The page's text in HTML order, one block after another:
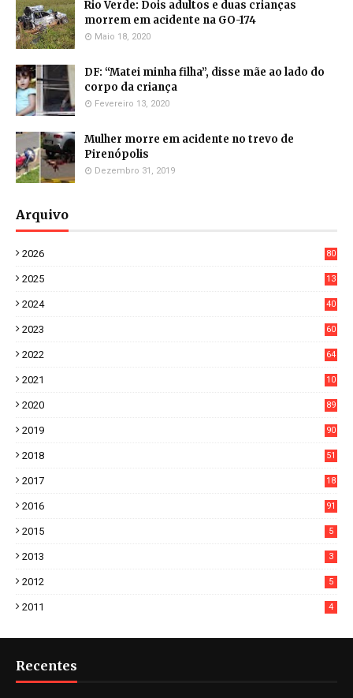
Rio Verde: Dois adultos e duas crianças
morrem em acidente na GO-174
Maio 18, 2020
DF: “Matei minha filha”, disse mãe ao lado do
corpo da criança
Fevereiro 13, 2020
Mulher morre em acidente no trevo de
Pirenópolis
Dezembro 31, 2019
Arquivo
2026
80
2025
13
2024
40
2023
60
2022
64
2021
10
2020
89
2019
90
2018
51
2017
18
2016 91
2015 5
2013 3
2012 5
2011 4
Recentes